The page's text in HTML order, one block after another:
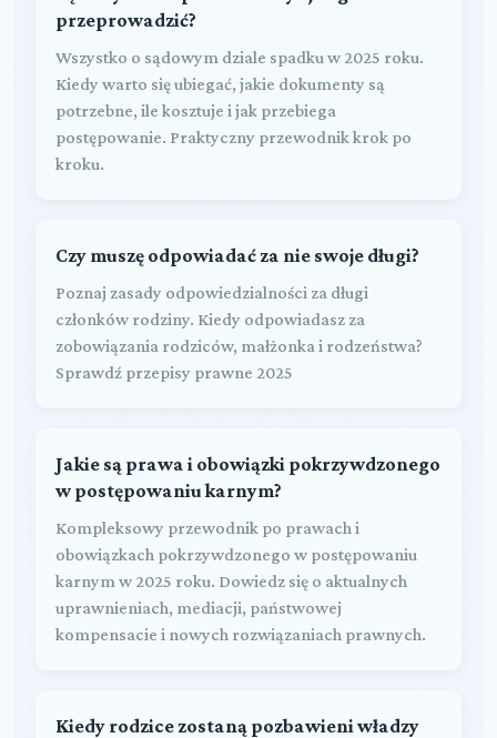
przeprowadzić?
Wszystko o sądowym dziale spadku w 2025 roku.
Kiedy warto się ubiegać, jakie dokumenty są
potrzebne, ile kosztuje i jak przebiega
postępowanie. Praktyczny przewodnik krok po
kroku.
Czy muszę odpowiadać za nie swoje długi?
Poznaj zasady odpowiedzialności za długi
członków rodziny. Kiedy odpowiadasz za
zobowiązania rodziców, małżonka i rodzeństwa?
Sprawdź przepisy prawne 2025
Jakie są prawa i obowiązki pokrzywdzonego
w postępowaniu karnym?
Kompleksowy przewodnik po prawach i
obowiązkach pokrzywdzonego w postępowaniu
karnym w 2025 roku. Dowiedz się o aktualnych
uprawnieniach, mediacji, państwowej
kompensacie i nowych rozwiązaniach prawnych.
Kiedy rodzice zostaną pozbawieni władzy